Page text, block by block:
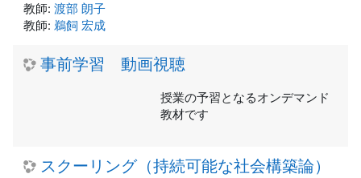
教師: 渡部 朗子
教師: 鵜飼 宏成
事前学習 動画視聴
授業の予習となるオンデマンド
教材です
スクーリング（持続可能な社会構築論）